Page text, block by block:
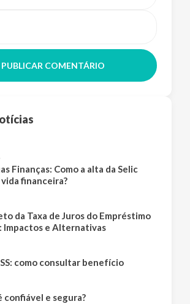
PUBLICAR COMENTÁRIO
Finanças: Como a alta da Selic
financeira?
da Taxa de Juros do Empréstimo
Impactos e Alternativas
como consultar benefício
confiável e segura?